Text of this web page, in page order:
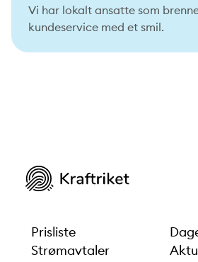
Vi har lokalt ansatte som
kundeservice med et smil.
Prisliste
Strømavtaler